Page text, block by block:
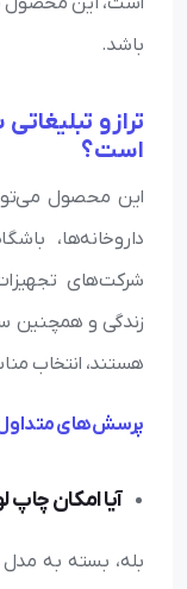
باشد.
ترازو
است؟
این محصول
داروخانه‌ها،
شرکت‌های
زندگی و همچنین
هستند، انتخاب
پرسش‌های
آیا امکان چاپ
بله، بسته به